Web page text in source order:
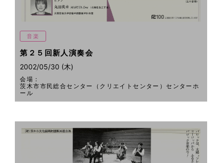
音楽
第２５回新人演奏会
2002/05/30 (木)
会場：
茨木市市民総合センター（クリエイトセンター）センターホ
ール